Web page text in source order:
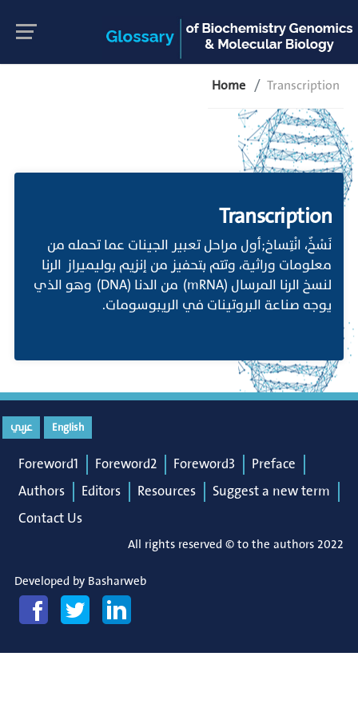
Home Transcription
Transcription
نَسْخٌ، انْتِساخ;أول مراحل تعبير الجينات عما تحمله من
معلومات وراثية، وتتم بتحفيز من إنزيم بوليميراز الرنا
لنسخ الرنا المرسال (mRNA) من الدنا (DNA) وهو الذي
يوجه صناعة البروتينات في الريبوسومات.
English عربي
Foreword1 Foreword2 Foreword3
Preface
Authors
Editors Resources
Suggest a new term
Contact Us
All rights reserved © to the authors 2022
Developed by Basharweb